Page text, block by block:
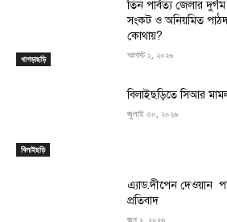
খাগড়াছড়ি
তিন পার্বত্য জেলার
সংকট ও অনিয়মিত
কোথায়?
আগস্ট ১, ২০২৬
বিলাইছড়ি
বিলাইছড়িতে সিআর
জুলাই ৩০, ২০২৬
এ্যাড.দীপেন দেওয়ান
প্রতিবাদ
জুন ২, ২০২৬